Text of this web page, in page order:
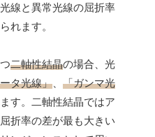
線と異常光線の屈折率
れます。
二軸性結晶の場合、光
タ光線」
「ガンマ光
す。二軸性結晶ではア
折率の差が最も大きい